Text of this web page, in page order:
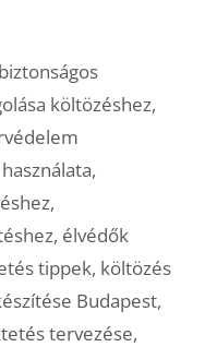
biztonságos
költözéshez,
,
,
, élvédők
tippek, költözés
Budapest,
tervezése,